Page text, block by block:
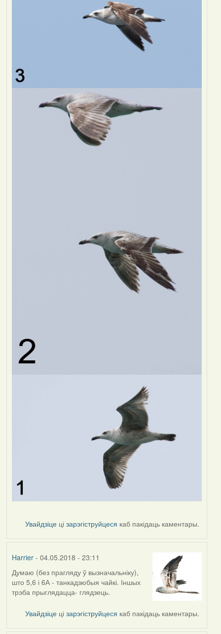
Увайдзіце цізарэгіструйцеся каб пакідаць каментары.
Harrier- 04.05.2018 - 23:11
Думаю (без прагляду ў вызначальніку),
што 5,6 і 6А - танкадзюбыя чайкі. Іншых
трэба прыглядацца- глядзець.
Увайдзіце цізарэгіструйцеся каб пакідаць каментары.